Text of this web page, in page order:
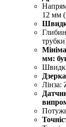
12 мм
мм:
Лінза: